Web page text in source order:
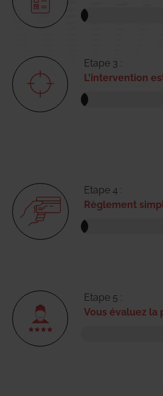
Etape 3 :
L'intervention
Etape 4 :
Règlement
Etape 5 :
Vous évaluez la